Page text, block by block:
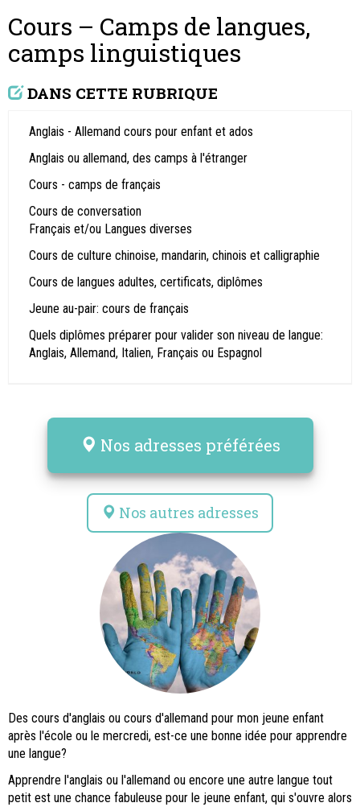
Cours – Camps de langues,
camps linguistiques
DANS CETTE RUBRIQUE
Anglais - Allemand cours pour enfant et ados
Anglais ou allemand, des camps à l'étranger
Cours - camps de français
Cours de conversation
Français et/ou Langues diverses
Cours de culture chinoise, mandarin, chinois et calligraphie
Cours de langues adultes, certificats, diplômes
Jeune au-pair: cours de français
Quels diplômes préparer pour valider son niveau de langue:
Anglais, Allemand, Italien, Français ou Espagnol
Nos adresses préférées
Nos autres adresses
Des cours d'anglais ou cours d'allemand pour mon jeune enfant
après l'école ou le mercredi, est-ce une bonne idée pour apprendre
une langue?
Apprendre l'anglais ou l'allemand ou encore une autre langue tout
petit est une chance fabuleuse pour le jeune enfant, qui s'ouvre alors